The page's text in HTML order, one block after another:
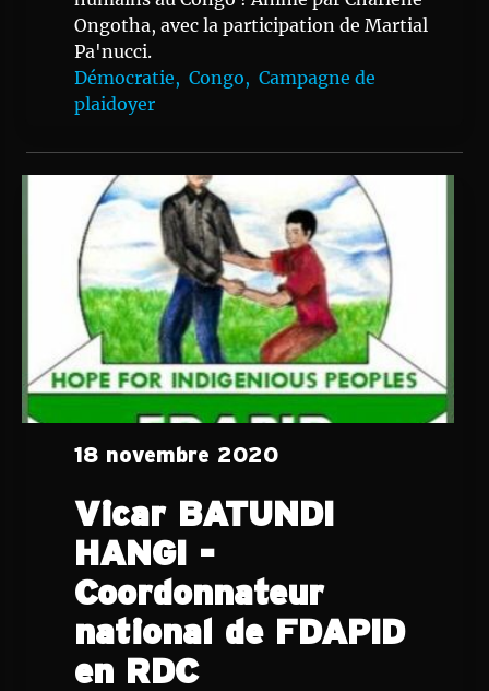
Ongotha, avec la participation de Martial
Pa'nucci.
Démocratie, Congo, Campagne de
plaidoyer
18 novembre 2020
Vicar BATUNDI
HANGI -
Coordonnateur
national de FDAPID
en RDC